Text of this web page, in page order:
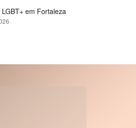
em Fortaleza